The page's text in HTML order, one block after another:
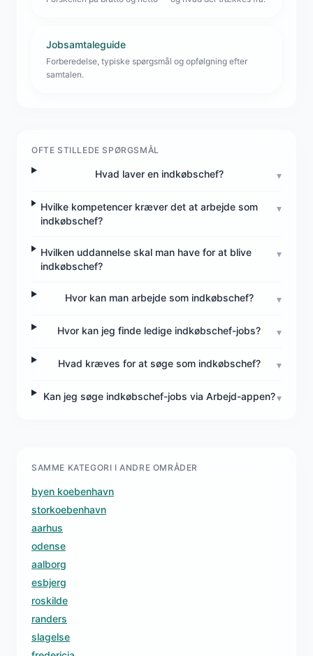
Jobsamtaleguide
Forberedelse, typiske spørgsmål og opfølgning efter
samtalen.
OFTE STILLEDE SPØRGSMÅL
Hvad laver en indkøbschef? ▾
Hvilke kompetencer kræver det at arbejde som
indkøbschef?
▾
Hvilken uddannelse skal man have for at blive
indkøbschef?
▾
Hvor kan man arbejde som indkøbschef? ▾
Hvor kan jeg finde ledige indkøbschef-jobs? ▾
Hvad kræves for at søge som indkøbschef? ▾
Kan jeg søge indkøbschef-jobs via Arbejd-appen?▾
SAMME KATEGORI I ANDRE OMRÅDER
byen koebenhavn
storkoebenhavn
aarhus
odense
aalborg
esbjerg
roskilde
randers
slagelse